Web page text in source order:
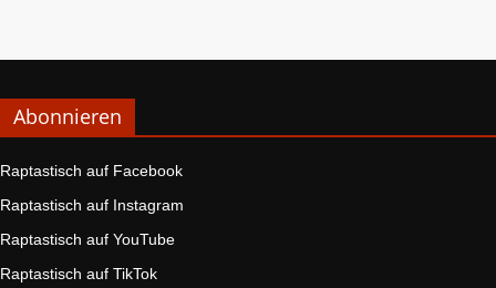
Abonnieren
Raptastisch auf Facebook
Raptastisch auf Instagram
Raptastisch auf YouTube
Raptastisch auf TikTok